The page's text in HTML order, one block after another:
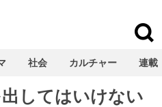
してはいけない
社会 カルチャー 連載